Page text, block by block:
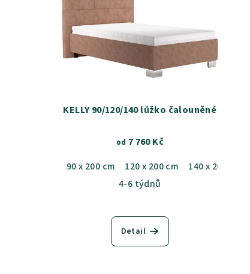
KELLY 90/120/140 lůžko čalouněné
od 7 760 Kč
90 x 200 cm
120 x 200 cm
140 x 200 cm
4-6 týdnů
Detail